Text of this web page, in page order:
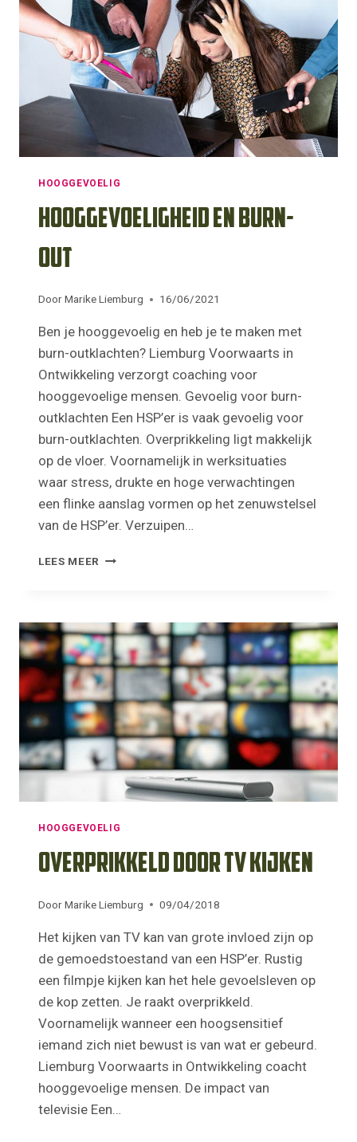
HOOGGEVOELIG
Hooggevoeligheid en burn-
out
DoorMarike Liemburg 16/06/2021
Ben je hooggevoelig en heb je te maken met
burn-outklachten? Liemburg Voorwaarts in
Ontwikkeling verzorgt coaching voor
hooggevoelige mensen. Gevoelig voor burn-
outklachten Een HSP’er is vaak gevoelig voor
burn-outklachten. Overprikkeling ligt makkelijk
op de vloer. Voornamelijk in werksituaties
waar stress, drukte en hoge verwachtingen
een flinke aanslag vormen op het zenuwstelsel
van de HSP’er. Verzuipen…
LEES MEER HOOGGEVOELIGHEID
HOOGGEVOELIG
Overprikkeld door TV Kijken
DoorMarike Liemburg 09/04/2018
Het kijken van TV kan van grote invloed zijn op
de gemoedstoestand van een HSP’er. Rustig
een filmpje kijken kan het hele gevoelsleven op
de kop zetten. Je raakt overprikkeld.
Voornamelijk wanneer een hoogsensitief
iemand zich niet bewust is van wat er gebeurd.
Liemburg Voorwaarts in Ontwikkeling coacht
hooggevoelige mensen. De impact van
televisie Een…